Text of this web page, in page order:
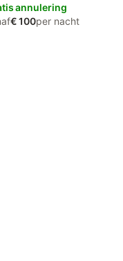
annulering
€ 100per nacht